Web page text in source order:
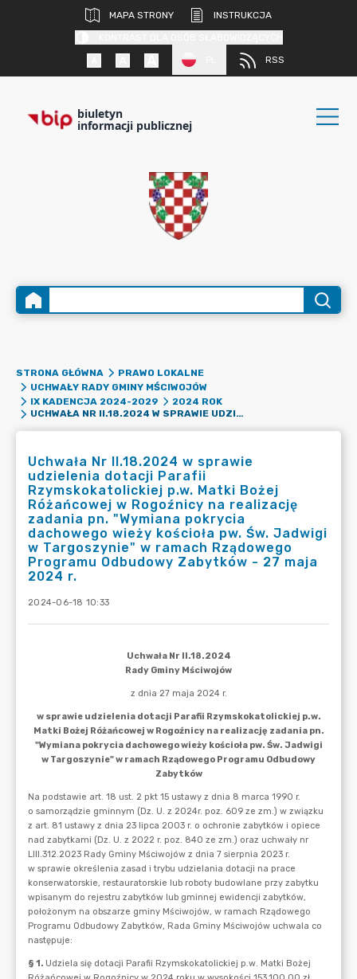
MAPA STRONY
INSTRUKCJA
RSS
biuletyn
informacji publicznej
STRONA GŁÓWNA
PRAWO LOKALNE
UCHWAŁY RADY GMINY MŚCIWOJÓW
IX KADENCJA 2024-2029
2024 ROK
UCHWAŁA NR II.18.2024 W SPRAWIE UDZIELENIA DOTACJI PARAFII RZYMSKOKATOLICKIEJ P.W. MATKI BOŻEJ RÓŻAŃCOWEJ W ROGOŹNICY NA REALIZACJĘ ZADANIA PN. "WYMIANA POKRYCIA DACHOWEGO WIEŻY KOŚCIOŁA PW. ŚW. JADWIGI W TARGOSZYNIE" W RAMACH RZĄDOWEGO PROGRAMU ODBUDOWY ZABYTKÓW - 27 MAJA 2024 R.
Uchwała Nr II.18.2024 w sprawie
udzielenia dotacji Parafii
Rzymskokatolickiej p.w. Matki Bożej
Różańcowej w Rogoźnicy na realizację
zadania pn. "Wymiana pokrycia
dachowego wieży kościoła pw. Św. Jadwigi
w Targoszynie" w ramach Rządowego
Programu Odbudowy Zabytków - 27 maja
2024 r.
2024-06-18 10:33